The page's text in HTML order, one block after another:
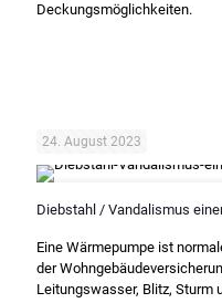
Deckungsmöglichkeiten.
24. August 2023
Diebstahl / Vandalismus
Eine Wärmepumpe ist
der
Leitungswasser, Blitz, Sturm